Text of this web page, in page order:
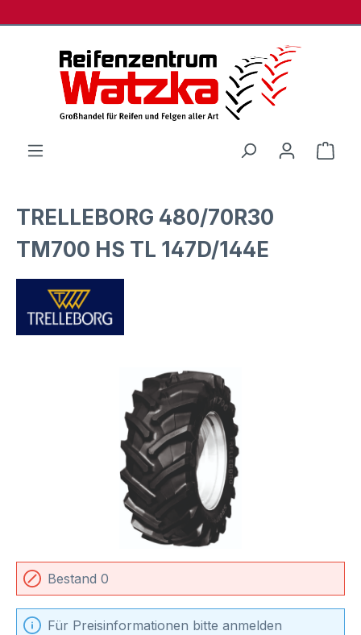
TRELLEBORG 480/70R30
TM700 HS TL 147D/144E
Bildergalerie überspringen
Bestand 0
Für Preisinformationen bitte anmelden